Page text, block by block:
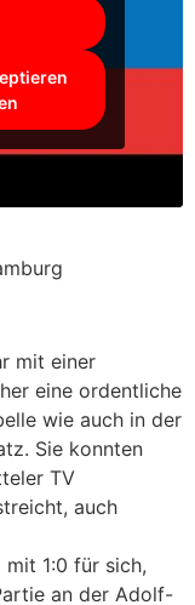
mit einer
eine ordentliche
wie auch in der
Sie konnten
TV
auch
1:0 für sich,
an der Adolf-